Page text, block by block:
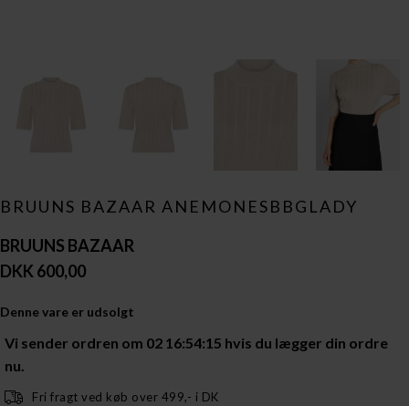
BRUUNS BAZAAR ANEMONESBBGLADY
BRUUNS BAZAAR
DKK 600,00
Denne vare er udsolgt
Vi sender ordren om 02 16:54:15 hvis du lægger din ordre
nu.
Fri fragt ved køb over 499,- i DK